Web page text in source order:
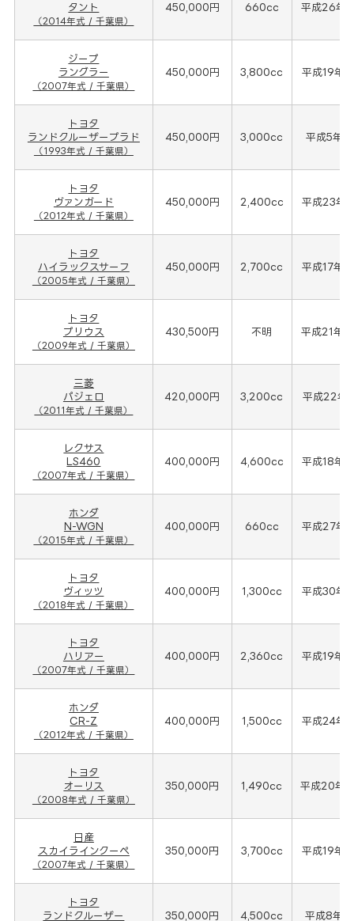
タント
（2014年式 / 千葉県）
450,000円 660cc 平成26年
ジープ
ラングラー
（2007年式 / 千葉県）
450,000円 3,800cc 平成19年
トヨタ
ランドクルーザープラド
（1993年式 / 千葉県）
450,000円 3,000cc 平成5年
トヨタ
ヴァンガード
（2012年式 / 千葉県）
450,000円 2,400cc 平成23年
トヨタ
ハイラックスサーフ
（2005年式 / 千葉県）
450,000円 2,700cc 平成17年
トヨタ
プリウス
（2009年式 / 千葉県）
430,500円 不明 平成21年
三菱
パジェロ
（2011年式 / 千葉県）
420,000円 3,200cc 平成22年
レクサス
LS460
（2007年式 / 千葉県）
400,000円 4,600cc 平成18年
ホンダ
N-WGN
（2015年式 / 千葉県）
400,000円 660cc 平成27年
トヨタ
ヴィッツ
（2018年式 / 千葉県）
400,000円 1,300cc 平成30年
トヨタ
ハリアー
（2007年式 / 千葉県）
400,000円 2,360cc 平成19年
ホンダ
CR-Z
（2012年式 / 千葉県）
400,000円 1,500cc 平成24年
トヨタ
オーリス
（2008年式 / 千葉県）
350,000円 1,490cc 平成20年
日産
スカイラインクーペ
（2007年式 / 千葉県）
350,000円 3,700cc 平成19年
トヨタ
ランドクルーザー
350,000円 4,500cc 平成8年